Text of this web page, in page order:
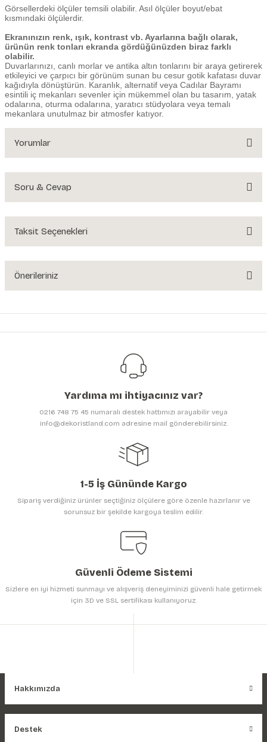
Görsellerdeki ölçüler temsili olabilir. Asıl ölçüler boyut/ebat
kısmındaki ölçülerdir.
Ekranınızın renk, ışık, kontrast vb. Ayarlarına bağlı olarak,
ürünün renk tonları ekranda gördüğünüzden biraz farklı
olabilir.
Duvarlarınızı, canlı morlar ve antika altın tonlarını bir araya getirerek
etkileyici ve çarpıcı bir görünüm sunan bu cesur gotik kafatası duvar
kağıdıyla dönüştürün. Karanlık, alternatif veya Cadılar Bayramı
esintili iç mekanları sevenler için mükemmel olan bu tasarım, yatak
odalarına, oturma odalarına, yaratıcı stüdyolara veya temalı
mekanlara unutulmaz bir atmosfer katıyor.
Yorumlar
Soru & Cevap
Ürün hakkında henüz soru sorulmamış.
Taksit Seçenekleri
Önerileriniz
yetersiz gördüğünüz noktaları öneri formunu kullanarak tarafımıza
Görüş ve önerileriniz için teşekkür ederiz.
Ürün resmi kalitesiz, bozuk veya görüntülenemiyor.
Ürün bilgilerinde hatalar bulunuyor.
Gönder
Yardıma mı ihtiyacınız var?
0216 748 75 45 numaralı destek hattımızı arayabilir veya
info@dekoristland.com adresine mail gönderebilirsiniz.
1-5 İş Gününde Kargo
Sipariş verdiğiniz ürünler seçtiğiniz ölçülere göre özenle hazırlanır ve
sorunsuz bir şekilde kargoya teslim edilir.
Güvenli Ödeme Sistemi
Sizlere en iyi hizmeti sunmayı ve alışveriş deneyiminizi güvenli hale getirmek
için 3D ve SSL sertifikası kullanıyoruz.
Hakkımızda
Destek